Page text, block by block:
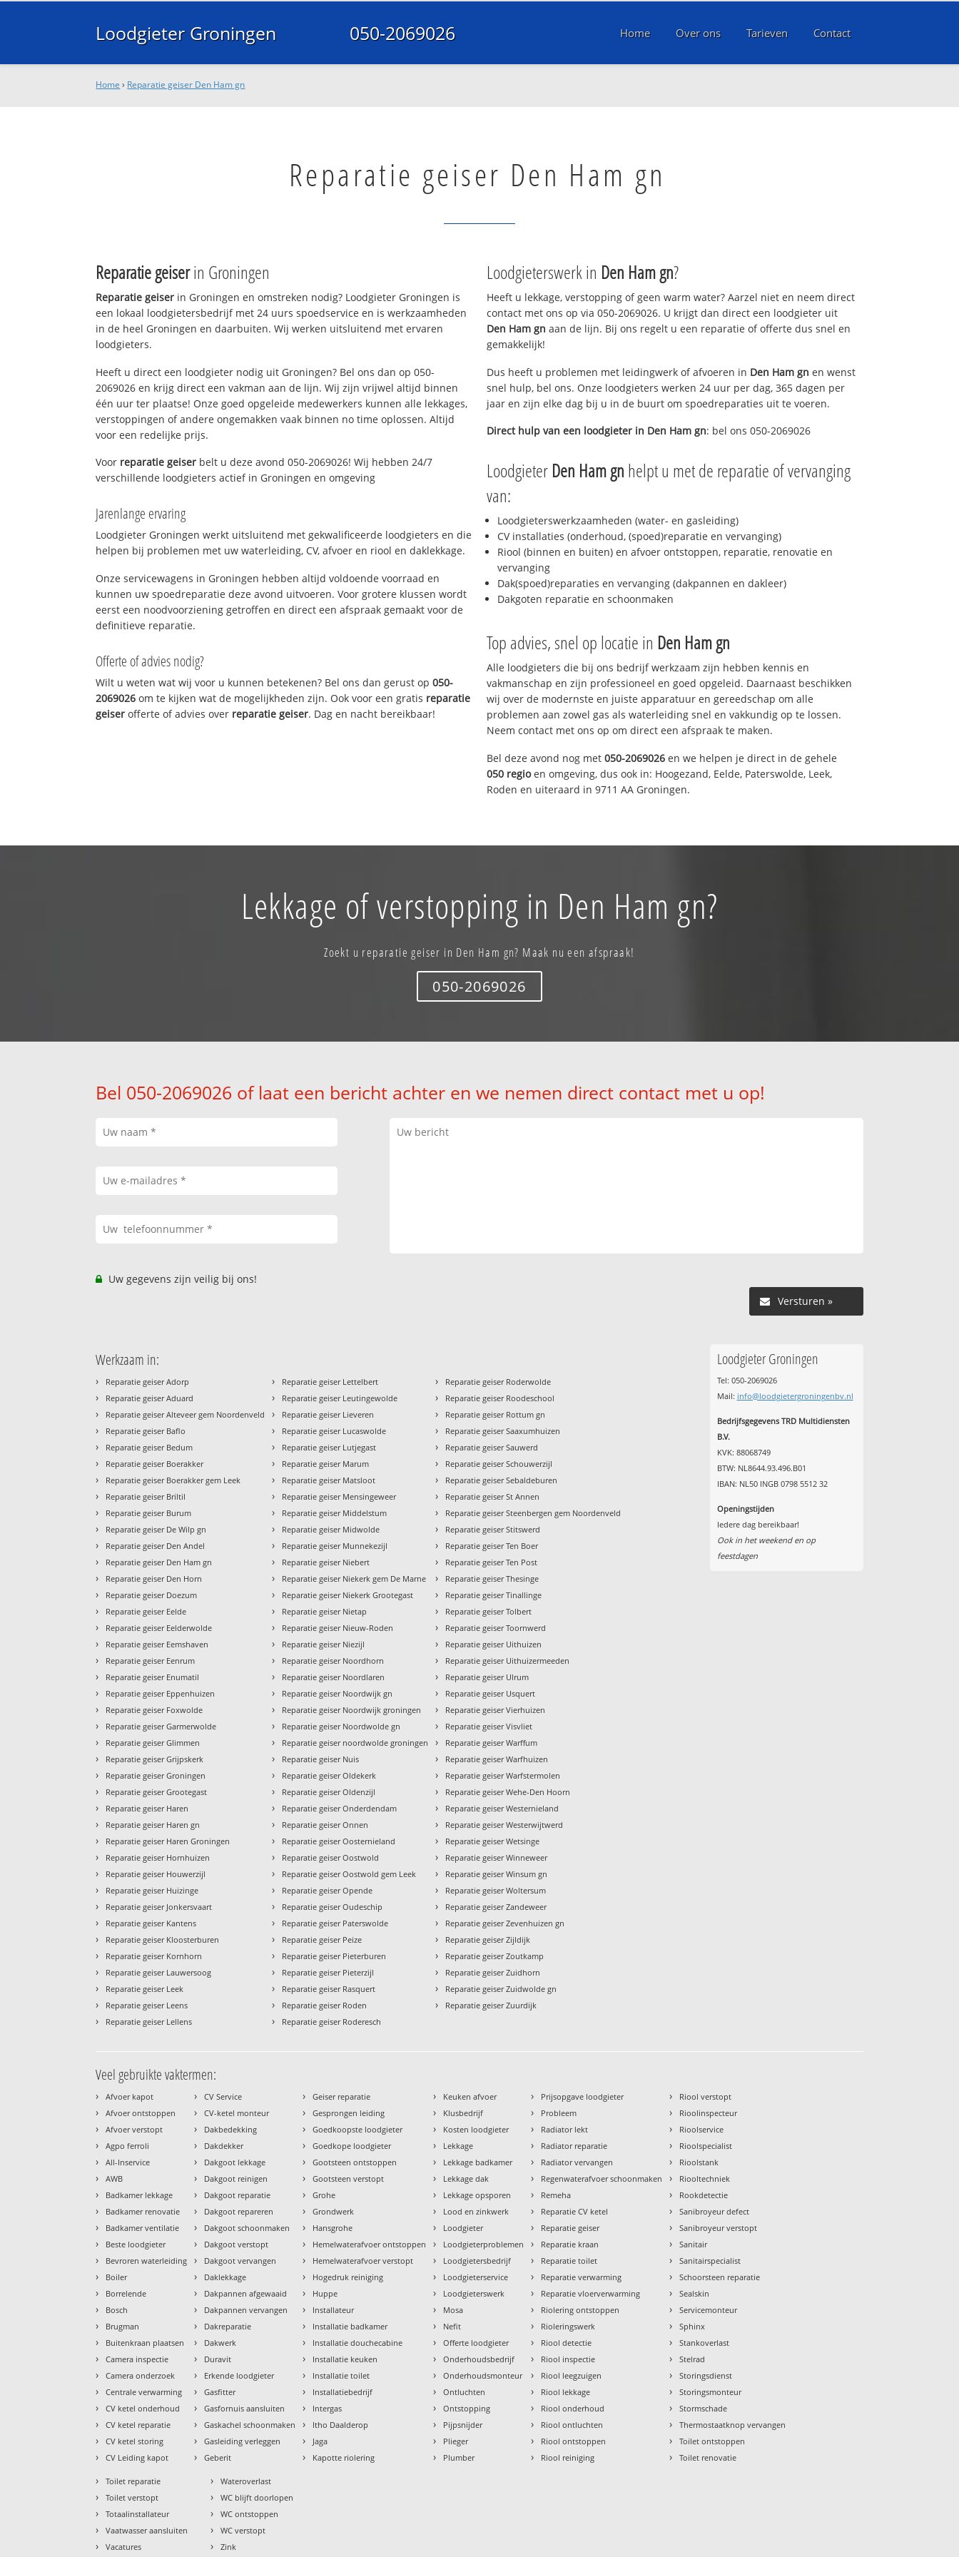
Loodgieter Groningen 050-2069026 Home Over ons Tarieven Contact
Home › Reparatie geiser Den Ham gn
Reparatie geiser Den Ham gn
Reparatie geiserin Groningen
Reparatie geiser in Groningen en omstreken nodig? Loodgieter Groningen is
een lokaal loodgietersbedrijf met 24 uurs spoedservice en is werkzaamheden
in de heel Groningen en daarbuiten. Wij werken uitsluitend met ervaren
loodgieters.
Heeft u direct een loodgieter nodig uit Groningen? Bel ons dan op 050-
2069026 en krijg direct een vakman aan de lijn. Wij zijn vrijwel altijd binnen
één uur ter plaatse! Onze goed opgeleide medewerkers kunnen alle lekkages,
verstoppingen of andere ongemakken vaak binnen no time oplossen. Altijd
voor een redelijke prijs.
Voor reparatie geiser belt u deze avond 050-2069026! Wij hebben 24/7
verschillende loodgieters actief in Groningen en omgeving
Jarenlange ervaring
Loodgieter Groningen werkt uitsluitend met gekwalificeerde loodgieters en die
helpen bij problemen met uw waterleiding, CV, afvoer en riool en daklekkage.
Onze servicewagens in Groningen hebben altijd voldoende voorraad en
kunnen uw spoedreparatie deze avond uitvoeren. Voor grotere klussen wordt
eerst een noodvoorziening getroffen en direct een afspraak gemaakt voor de
definitieve reparatie.
Offerte of advies nodig?
Wilt u weten wat wij voor u kunnen betekenen? Bel ons dan gerust op050-
2069026 om te kijken wat de mogelijkheden zijn. Ook voor een gratis reparatie
geiser offerte of advies over reparatie geiser. Dag en nacht bereikbaar!
Loodgieterswerk in Den Ham gn?
Heeft u lekkage, verstopping of geen warm water? Aarzel niet en neem direct
contact met ons op via 050-2069026. U krijgt dan direct een loodgieter uit
Den Ham gn aan de lijn. Bij ons regelt u een reparatie of offerte dus snel en
gemakkelijk!
Dus heeft u problemen met leidingwerk of afvoeren in Den Ham gn en wenst
snel hulp, bel ons. Onze loodgieters werken 24 uur per dag, 365 dagen per
jaar en zijn elke dag bij u in de buurt om spoedreparaties uit te voeren.
Direct hulp van een loodgieter in Den Ham gn: bel ons 050-2069026
Loodgieter Den Ham gn helpt u met de reparatie of vervanging
van:
Loodgieterswerkzaamheden (water- en gasleiding)
CV installaties (onderhoud, (spoed)reparatie en vervanging)
Riool (binnen en buiten) en afvoer ontstoppen, reparatie, renovatie en
vervanging
Dak(spoed)reparaties en vervanging (dakpannen en dakleer)
Dakgoten reparatie en schoonmaken
Top advies, snel op locatie in Den Ham gn
Alle loodgieters die bij ons bedrijf werkzaam zijn hebben kennis en
vakmanschap en zijn professioneel en goed opgeleid. Daarnaast beschikken
wij over de modernste en juiste apparatuur en gereedschap om alle
problemen aan zowel gas als waterleiding snel en vakkundig op te lossen.
Neem contact met ons op om direct een afspraak te maken.
Bel deze avond nog met 050-2069026 en we helpen je direct in de gehele
050 regioen omgeving, dus ook in: Hoogezand, Eelde, Paterswolde, Leek,
Roden en uiteraard in 9711 AA Groningen.
Lekkage of verstopping in Den Ham gn?
Zoekt u reparatie geiser in Den Ham gn? Maak nu een afspraak!
050-2069026
Bel 050-2069026 of laat een bericht achter en we nemen direct contact met u op!
Uw gegevens zijn veilig bij ons!
Versturen »
Werkzaam in:
› Reparatie geiser Adorp
› Reparatie geiser Aduard
› Reparatie geiser Alteveer gem Noordenveld
› Reparatie geiser Baflo
› Reparatie geiser Bedum
› Reparatie geiser Boerakker
› Reparatie geiser Boerakker gem Leek
› Reparatie geiser Briltil
› Reparatie geiser Burum
› Reparatie geiser De Wilp gn
› Reparatie geiser Den Andel
› Reparatie geiser Den Ham gn
› Reparatie geiser Den Horn
› Reparatie geiser Doezum
› Reparatie geiser Eelde
› Reparatie geiser Eelderwolde
› Reparatie geiser Eemshaven
› Reparatie geiser Eenrum
› Reparatie geiser Enumatil
› Reparatie geiser Eppenhuizen
› Reparatie geiser Foxwolde
› Reparatie geiser Garmerwolde
› Reparatie geiser Glimmen
› Reparatie geiser Grijpskerk
› Reparatie geiser Groningen
› Reparatie geiser Grootegast
› Reparatie geiser Haren
› Reparatie geiser Haren gn
› Reparatie geiser Haren Groningen
› Reparatie geiser Hornhuizen
› Reparatie geiser Houwerzijl
› Reparatie geiser Huizinge
› Reparatie geiser Jonkersvaart
› Reparatie geiser Kantens
› Reparatie geiser Kloosterburen
› Reparatie geiser Kornhorn
› Reparatie geiser Lauwersoog
› Reparatie geiser Leek
› Reparatie geiser Leens
› Reparatie geiser Lellens
› Reparatie geiser Lettelbert
› Reparatie geiser Leutingewolde
› Reparatie geiser Lieveren
› Reparatie geiser Lucaswolde
› Reparatie geiser Lutjegast
› Reparatie geiser Marum
› Reparatie geiser Matsloot
› Reparatie geiser Mensingeweer
› Reparatie geiser Middelstum
› Reparatie geiser Midwolde
› Reparatie geiser Munnekezijl
› Reparatie geiser Niebert
› Reparatie geiser Niekerk gem De Marne
› Reparatie geiser Niekerk Grootegast
› Reparatie geiser Nietap
› Reparatie geiser Nieuw-Roden
› Reparatie geiser Niezijl
› Reparatie geiser Noordhorn
› Reparatie geiser Noordlaren
› Reparatie geiser Noordwijk gn
› Reparatie geiser Noordwijk groningen
› Reparatie geiser Noordwolde gn
› Reparatie geiser noordwolde groningen
› Reparatie geiser Nuis
› Reparatie geiser Oldekerk
› Reparatie geiser Oldenzijl
› Reparatie geiser Onderdendam
› Reparatie geiser Onnen
› Reparatie geiser Oosternieland
› Reparatie geiser Oostwold
› Reparatie geiser Oostwold gem Leek
› Reparatie geiser Opende
› Reparatie geiser Oudeschip
› Reparatie geiser Paterswolde
› Reparatie geiser Peize
› Reparatie geiser Pieterburen
› Reparatie geiser Pieterzijl
› Reparatie geiser Rasquert
› Reparatie geiser Roden
› Reparatie geiser Roderesch
› Reparatie geiser Roderwolde
› Reparatie geiser Roodeschool
› Reparatie geiser Rottum gn
› Reparatie geiser Saaxumhuizen
› Reparatie geiser Sauwerd
› Reparatie geiser Schouwerzijl
› Reparatie geiser Sebaldeburen
› Reparatie geiser St Annen
› Reparatie geiser Steenbergen gem Noordenveld
› Reparatie geiser Stitswerd
› Reparatie geiser Ten Boer
› Reparatie geiser Ten Post
› Reparatie geiser Thesinge
› Reparatie geiser Tinallinge
› Reparatie geiser Tolbert
› Reparatie geiser Toornwerd
› Reparatie geiser Uithuizen
› Reparatie geiser Uithuizermeeden
› Reparatie geiser Ulrum
› Reparatie geiser Usquert
› Reparatie geiser Vierhuizen
› Reparatie geiser Visvliet
› Reparatie geiser Warffum
› Reparatie geiser Warfhuizen
› Reparatie geiser Warfstermolen
› Reparatie geiser Wehe-Den Hoorn
› Reparatie geiser Westernieland
› Reparatie geiser Westerwijtwerd
› Reparatie geiser Wetsinge
› Reparatie geiser Winneweer
› Reparatie geiser Winsum gn
› Reparatie geiser Woltersum
› Reparatie geiser Zandeweer
› Reparatie geiser Zevenhuizen gn
› Reparatie geiser Zijldijk
› Reparatie geiser Zoutkamp
› Reparatie geiser Zuidhorn
› Reparatie geiser Zuidwolde gn
› Reparatie geiser Zuurdijk
Loodgieter Groningen
Tel: 050-2069026
Mail: info@loodgietergroningenbv.nl
Bedrijfsgegevens TRD Multidiensten
B.V.
KVK: 88068749
BTW: NL8644.93.496.B01
IBAN: NL50 INGB 0798 5512 32
Openingstijden
Iedere dag bereikbaar!
Ook in het weekend en op
feestdagen
Veel gebruikte vaktermen:
› Afvoer kapot
› Afvoer ontstoppen
› Afvoer verstopt
› Agpo ferroli
› All-Inservice
› AWB
› Badkamer lekkage
› Badkamer renovatie
› Badkamer ventilatie
› Beste loodgieter
› Bevroren waterleiding
› Boiler
› Borrelende
› Bosch
› Brugman
› Buitenkraan plaatsen
› Camera inspectie
› Camera onderzoek
› Centrale verwarming
› CV ketel onderhoud
› CV ketel reparatie
› CV ketel storing
› CV Leiding kapot
› CV Service
› CV-ketel monteur
› Dakbedekking
› Dakdekker
› Dakgoot lekkage
› Dakgoot reinigen
› Dakgoot reparatie
› Dakgoot repareren
› Dakgoot schoonmaken
› Dakgoot verstopt
› Dakgoot vervangen
› Daklekkage
› Dakpannen afgewaaid
› Dakpannen vervangen
› Dakreparatie
› Dakwerk
› Duravit
› Erkende loodgieter
› Gasfitter
› Gasfornuis aansluiten
› Gaskachel schoonmaken
› Gasleiding verleggen
› Geberit
› Geiser reparatie
› Gesprongen leiding
› Goedkoopste loodgieter
› Goedkope loodgieter
› Gootsteen ontstoppen
› Gootsteen verstopt
› Grohe
› Grondwerk
› Hansgrohe
› Hemelwaterafvoer ontstoppen
› Hemelwaterafvoer verstopt
› Hogedruk reiniging
› Huppe
› Installateur
› Installatie badkamer
› Installatie douchecabine
› Installatie keuken
› Installatie toilet
› Installatiebedrijf
› Intergas
› Itho Daalderop
› Jaga
› Kapotte riolering
› Keuken afvoer
› Klusbedrijf
› Kosten loodgieter
› Lekkage
› Lekkage badkamer
› Lekkage dak
› Lekkage opsporen
› Lood en zinkwerk
› Loodgieter
› Loodgieterproblemen
› Loodgietersbedrijf
› Loodgieterservice
› Loodgieterswerk
› Mosa
› Nefit
› Offerte loodgieter
› Onderhoudsbedrijf
› Onderhoudsmonteur
› Ontluchten
› Ontstopping
› Pijpsnijder
› Plieger
› Plumber
› Prijsopgave loodgieter
› Probleem
› Radiator lekt
› Radiator reparatie
› Radiator vervangen
› Regenwaterafvoer schoonmaken
› Remeha
› Reparatie CV ketel
› Reparatie geiser
› Reparatie kraan
› Reparatie toilet
› Reparatie verwarming
› Reparatie vloerverwarming
› Riolering ontstoppen
› Rioleringswerk
› Riool detectie
› Riool inspectie
› Riool leegzuigen
› Riool lekkage
› Riool onderhoud
› Riool ontluchten
› Riool ontstoppen
› Riool reiniging
› Riool verstopt
› Rioolinspecteur
› Rioolservice
› Rioolspecialist
› Rioolstank
› Riooltechniek
› Rookdetectie
› Sanibroyeur defect
› Sanibroyeur verstopt
› Sanitair
› Sanitairspecialist
› Schoorsteen reparatie
› Sealskin
› Servicemonteur
› Sphinx
› Stankoverlast
› Stelrad
› Storingsdienst
› Storingsmonteur
› Stormschade
› Thermostaatknop vervangen
› Toilet ontstoppen
› Toilet renovatie
› Toilet reparatie
› Toilet verstopt
› Totaalinstallateur
› Vaatwasser aansluiten
› Vacatures
› Wateroverlast
› WC blijft doorlopen
› WC ontstoppen
› WC verstopt
› Zink